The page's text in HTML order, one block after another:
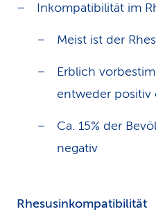
Inkompatibilität im
Meist ist der
Erblich
entweder positiv
Ca. 15% der
negativ
Rhesusinkompatibilität